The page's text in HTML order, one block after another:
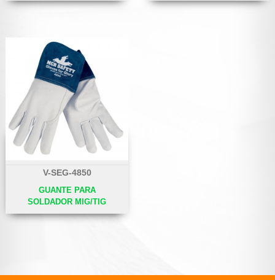
V-SEG-4850
GUANTE PARA
SOLDADOR MIG/TIG